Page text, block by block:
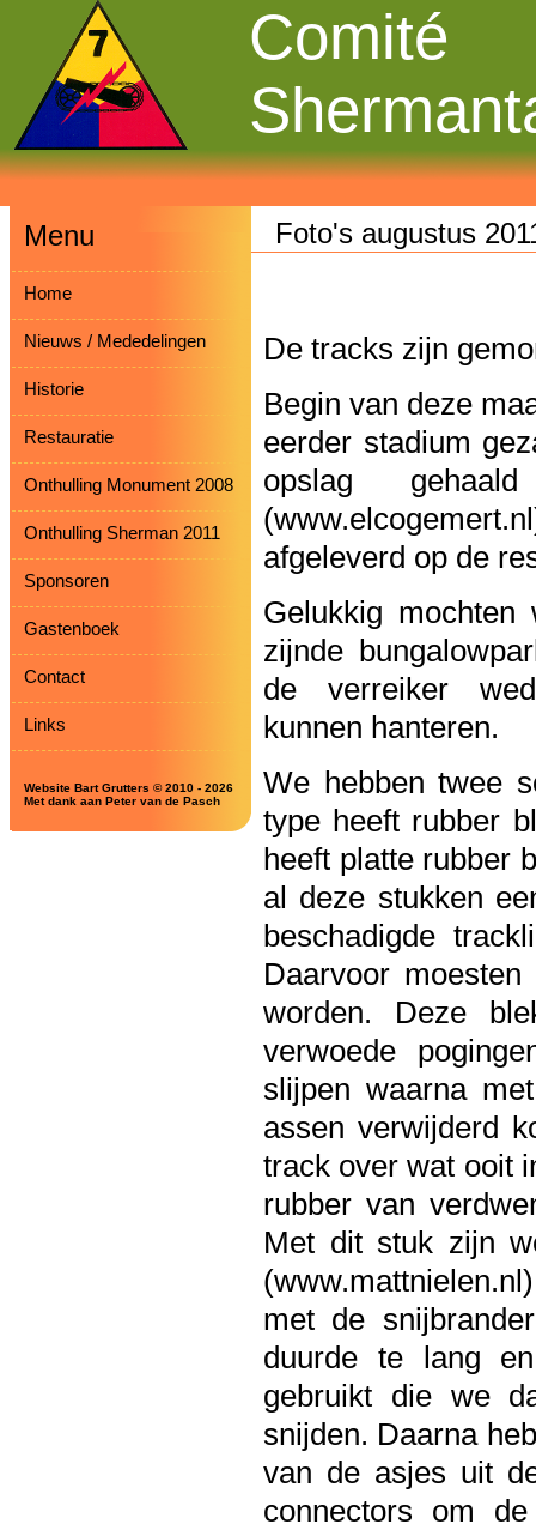
Comité
Menu
Home
Nieuws / Mededelingen
Historie
Restauratie
Onthulling Monument 2008
Onthulling Sherman 2011
Sponsoren
Gastenboek
Contact
Links
Website Bart Grutters © 2010 - 2026
Met dank aan Peter van de Pasch
De tracks zijn
Begin van deze
eerder stadium
opslag
afgeleverd op de
Gelukkig
zijnde
de verreiker
kunnen hanteren.
We hebben twee
type heeft rubber
heeft platte rubber
al deze stukken
beschadigde
Daarvoor
worden. Deze
verwoede
slijpen waarna
assen verwijderd
track over wat ooit
rubber van
Met dit stuk zijn
met de
duurde te lang
gebruikt die we
snijden. Daarna
van de asjes uit
connectors om
Foto's augustus